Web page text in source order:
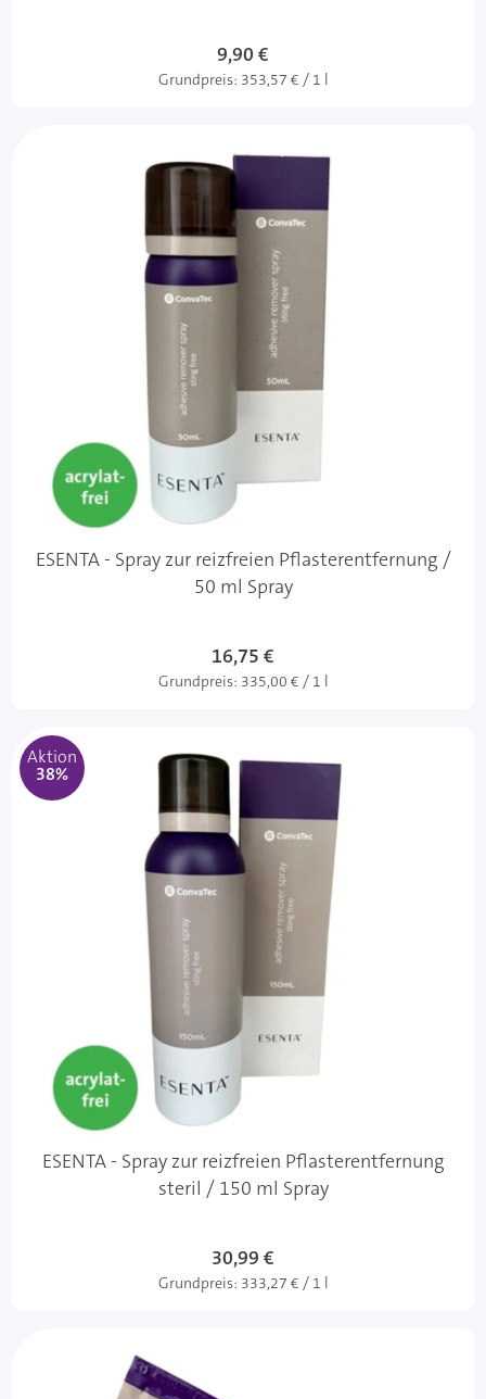
9,90 €
Grundpreis: 353,57 € / 1 l
ESENTA - Spray zur reizfreien Pflasterentfernung /
50 ml Spray
16,75 €
Grundpreis: 335,00 € / 1 l
Aktion
38%
ESENTA - Spray zur reizfreien Pflasterentfernung
steril / 150 ml Spray
Sonderangebot
30,99 €
Grundpreis: 333,27 € / 1 l